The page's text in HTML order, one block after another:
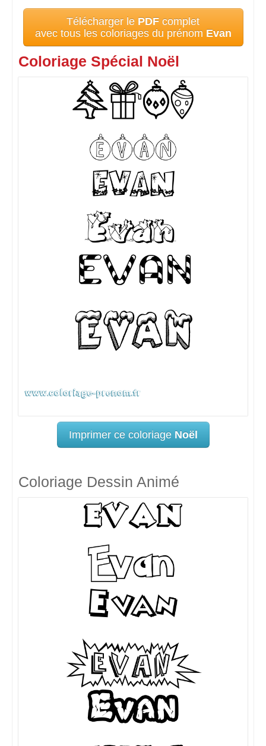
Télécharger le PDF complet
avec tous les coloriages du prénom Evan
Coloriage Spécial Noël
Imprimer ce coloriage Noël
Coloriage Dessin Animé